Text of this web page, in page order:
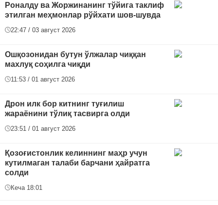
Роналду ва Жоржинанинг тўйига таклиф
этилган меҳмонлар рўйхати шов-шувда
22:47 / 03 август 2026
Ошқозонидан бутун ўлжалар чиққан
махлуқ соҳилга чиқди
11:53 / 01 август 2026
Дрон илк бор китнинг туғилиш
жараёнини тўлиқ тасвирга олди
23:51 / 01 август 2026
Қозоғистонлик келиннинг маҳр учун
кутилмаган талаби барчани ҳайратга
солди
Кеча 18:01